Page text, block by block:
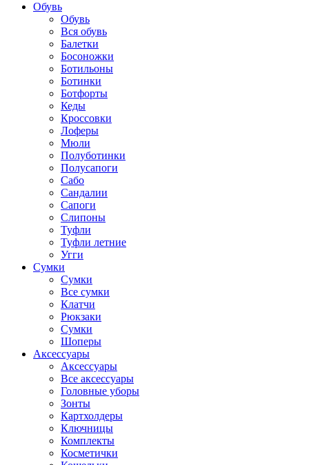
Обувь
Обувь
Вся обувь
Балетки
Босоножки
Ботильоны
Ботинки
Ботфорты
Кеды
Кроссовки
Лоферы
Мюли
Полуботинки
Полусапоги
Сабо
Сандалии
Сапоги
Слипоны
Туфли
Туфли летние
Угги
Сумки
Сумки
Все сумки
Клатчи
Рюкзаки
Сумки
Шоперы
Аксессуары
Аксессуары
Все аксессуары
Головные уборы
Зонты
Картхолдеры
Ключницы
Комплекты
Косметички